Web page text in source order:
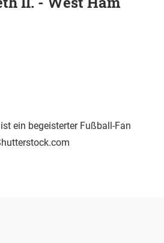
ein begeisterter Fußball-Fan